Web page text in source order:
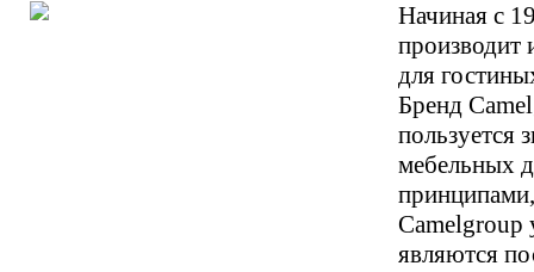
Начиная с
производит
для
Бренд
пользуется
мебельных
Camelgroup
являются